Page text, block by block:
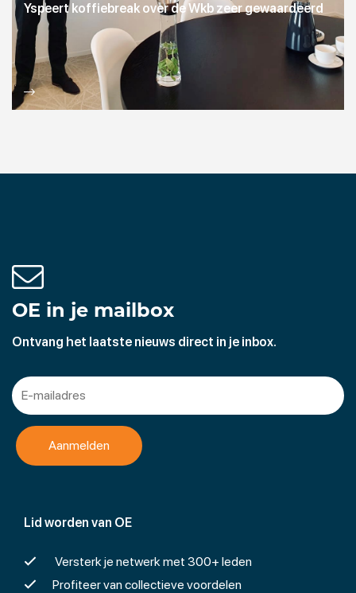
Yspeert koffiebreak over de Wkb zeer gewaardeerd
Lid worden van OE
Versterk je netwerk met 300+ leden
Profiteer van collectieve voordelen
OE in je mailbox
Ontvang het laatste nieuws direct in je inbox.